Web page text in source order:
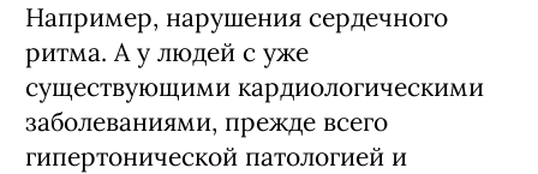
Например, нарушения сердечного
ритма. А у людей с уже
существующими кардиологическими
заболеваниями, прежде всего
гипертонической патологией и